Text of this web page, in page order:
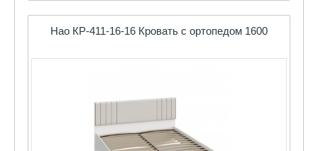
Нао КР-411-16-16 Кровать с ортопедом 1600